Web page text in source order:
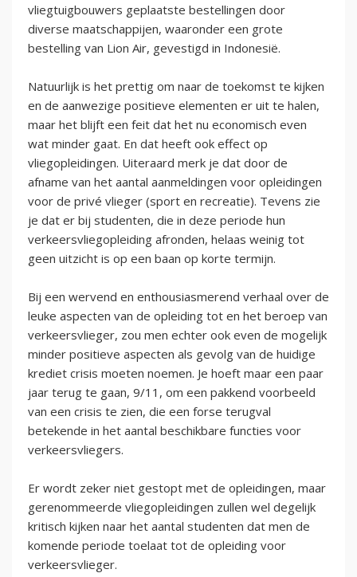
vliegtuigbouwers geplaatste bestellingen door
diverse maatschappijen, waaronder een grote
bestelling van Lion Air, gevestigd in Indonesië.
Natuurlijk is het prettig om naar de toekomst te kijken
en de aanwezige positieve elementen er uit te halen,
maar het blijft een feit dat het nu economisch even
wat minder gaat. En dat heeft ook effect op
vliegopleidingen. Uiteraard merk je dat door de
afname van het aantal aanmeldingen voor opleidingen
voor de privé vlieger (sport en recreatie). Tevens zie
je dat er bij studenten, die in deze periode hun
verkeersvliegopleiding afronden, helaas weinig tot
geen uitzicht is op een baan op korte termijn.
Bij een wervend en enthousiasmerend verhaal over de
leuke aspecten van de opleiding tot en het beroep van
verkeersvlieger, zou men echter ook even de mogelijk
minder positieve aspecten als gevolg van de huidige
krediet crisis moeten noemen. Je hoeft maar een paar
jaar terug te gaan, 9/11, om een pakkend voorbeeld
van een crisis te zien, die een forse terugval
betekende in het aantal beschikbare functies voor
verkeersvliegers.
Er wordt zeker niet gestopt met de opleidingen, maar
gerenommeerde vliegopleidingen zullen wel degelijk
kritisch kijken naar het aantal studenten dat men de
komende periode toelaat tot de opleiding voor
verkeersvlieger.